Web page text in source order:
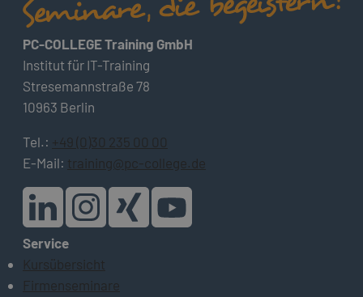
PC-COLLEGE Training GmbH
Institut für IT-Training
Stresemannstraße 78
10963 Berlin
Tel.: +49 (0)30 235 00 00
E-Mail: training@pc-college.de
Service
Kursübersicht
Firmenseminare